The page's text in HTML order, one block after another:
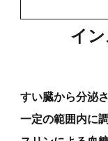
イ
すい臓から分泌
一定の範囲内に